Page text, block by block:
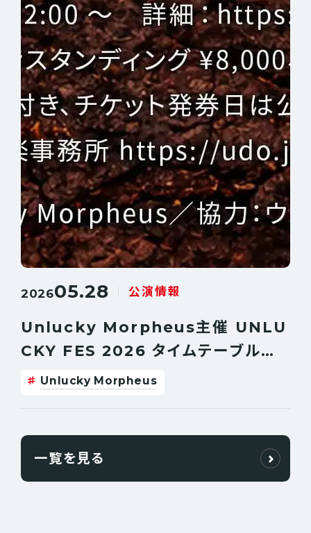
202605.28 公演情報
Unlucky Morpheus主催 UNLU
CKY FES 2026 タイムテーブル解
禁！Unlucky Morpheus
一覧を見る